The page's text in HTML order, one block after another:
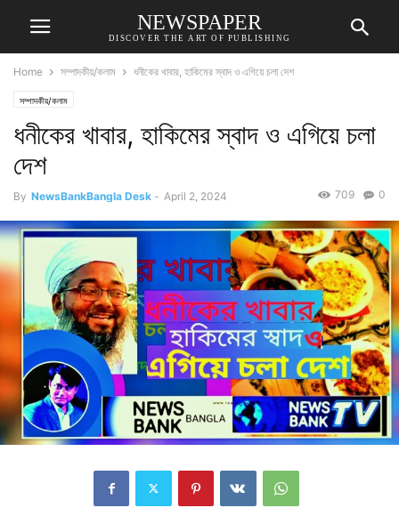
NEWSPAPER
DISCOVER THE ART OF PUBLISHING
Home সম্পাদকীয়/কলাম ধনীকের খাবার, হাকিমের স্বাদ ও এগিয়ে চলা দেশ
সম্পাদকীয়/কলাম
ধনীকের খাবার, হাকিমের স্বাদ ও এগিয়ে চলা
দেশ
By NewsBankBangla Desk - April 2, 2024 0
709